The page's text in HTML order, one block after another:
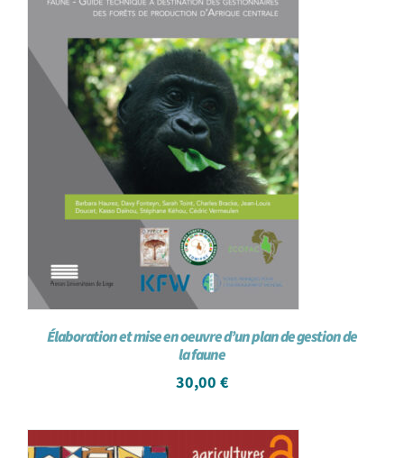
Élaboration et mise en oeuvre d’un plan de gestion de
la faune
30,00 €